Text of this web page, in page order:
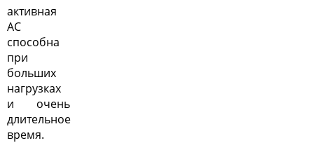
активная
АС
способна
при
больших
нагрузках
и очень
длительное
время.